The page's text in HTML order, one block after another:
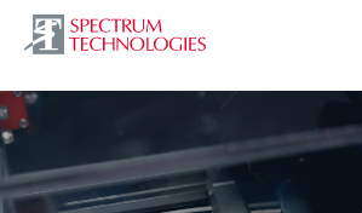
Video file